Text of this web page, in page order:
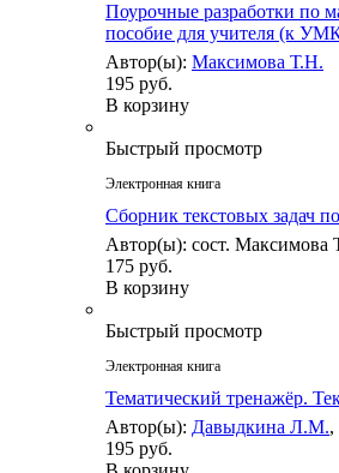
Поурочные разработки по
пособие для учителя (к
Автор(ы): Максимова Т.Н.
195 руб.
В корзину
Быстрый просмотр
Электронная книга
Сборник текстовых задач
Автор(ы): сост. Максимова
175 руб.
В корзину
Быстрый просмотр
Электронная книга
Тематический тренажёр.
Автор(ы): Давыдкина Л.М.,
195 руб.